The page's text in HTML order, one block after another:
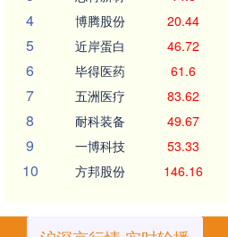
4 博腾股份 20.44
5 近岸蛋白 46.72
6 毕得医药 61.6
7 五洲医疗 83.62
8 耐科装备 49.67
9 一博科技 53.33
10 方邦股份 146.16